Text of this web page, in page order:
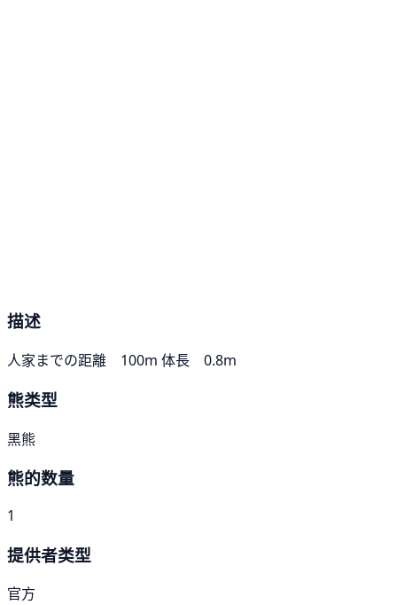
描述
人家までの距離 100m 体長 0.8m
熊类型
黑熊
熊的数量
1
提供者类型
官方